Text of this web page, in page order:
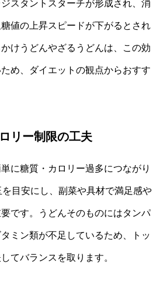
スタントスターチが形成され、消
値の上昇スピードが下がるとされ
けうどんやざるうどんは、この効
め、ダイエットの観点からおすす
リー制限の工夫
に糖質・カロリー過多につながり
目安にし、副菜や具材で満足感や
です。うどんそのものにはタンパ
ミン類が不足しているため、トッ
てバランスを取ります。